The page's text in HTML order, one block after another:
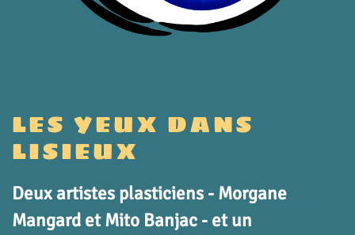
LES YEUX DANS
LISIEUX
Deux artistes plasticiens - Morgane
Mangard et Mito Banjac - et un